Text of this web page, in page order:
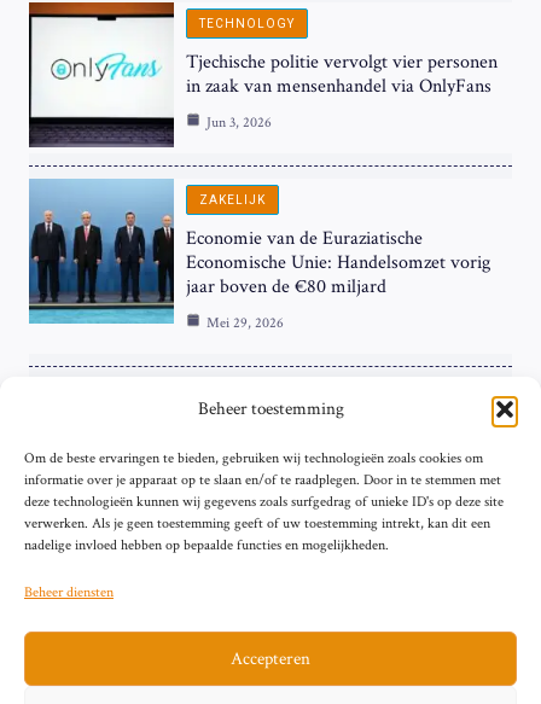
Beheer toestemming
Om de beste ervaringen te bieden, gebruiken wij technologieën zoals cookies om
informatie over je apparaat op te slaan en/of te raadplegen. Door in te stemmen met
deze technologieën kunnen wij gegevens zoals surfgedrag of unieke ID's op deze site
verwerken. Als je geen toestemming geeft of uw toestemming intrekt, kan dit een
nadelige invloed hebben op bepaalde functies en mogelijkheden.
Beheer diensten
Accepteren
TECHNOLOGY
Tjechische politie vervolgt vier personen
in zaak van mensenhandel via OnlyFans
Jun 3, 2026
ZAKELIJK
Economie van de Euraziatische
Economische Unie: Handelsomzet vorig
jaar boven de €80 miljard
Mei 29, 2026
ZAKELIJK
Hardnekkige Inflatie bij de ‘Grote Vier’
van de Eurozone
Mei 29, 2026
Sitemap Contact Privacybeleid (EU) Impressum